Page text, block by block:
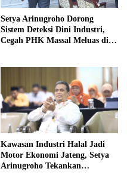
Setya Arinugroho Dorong
Sistem Deteksi Dini Industri,
Cegah PHK Massal Meluas di
Kawasan Industri Halal Jadi
Motor Ekonomi Jateng, Setya
Arinugroho Tekankan